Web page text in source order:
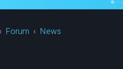
Forum News